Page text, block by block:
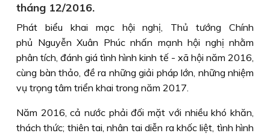
tháng 12/2016.
Phát biểu khai mạc hội nghị, Thủ tướng Chính
phủ Nguyễn Xuân Phúc nhấn mạnh hội nghị nhằm
phân tích, đánh giá tình hình kinh tế - xã hội năm 2016,
cùng bàn thảo, đề ra những giải pháp lớn, những nhiệm
vụ trọng tâm triển khai trong năm 2017.
Năm 2016, cả nước phải đối mặt với nhiều khó khăn,
thách thức; thiên tai, nhân tai diễn ra khốc liệt, tình hình